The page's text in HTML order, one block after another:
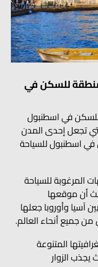
للسكن في
في اسطنبول
تجعل إحدى المدن
اسطنبول للسياحة
المرغوبة للسياحة
أن موقعها
آسيا وأوروبا جعلها
من جميع أنحاء العالم.
المتنوعة
يجذب الزوار